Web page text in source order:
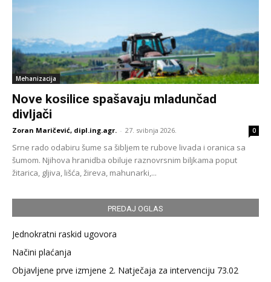
Mehanizacija
Nove kosilice spašavaju mladunčad
divljači
Zoran Maričević, dipl.ing.agr. - 27. svibnja 2026. 0
Srne rado odabiru šume sa šibljem te rubove livada i oranica sa
šumom. Njihova hranidba obiluje raznovrsnim biljkama poput
žitarica, gljiva, lišća, žireva, mahunarki,...
PREDAJ OGLAS
Jednokratni raskid ugovora
Načini plaćanja
Objavljene prve izmjene 2. Natječaja za intervenciju 73.02